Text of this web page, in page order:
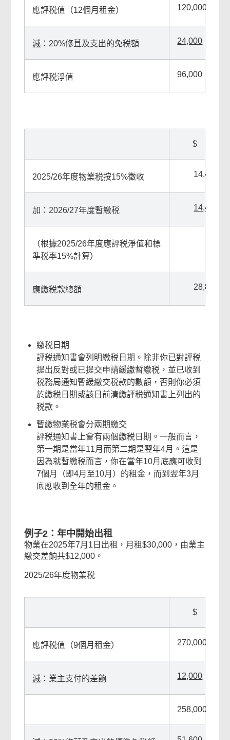
應評税值（12個月租金） 120,000
減 ：20%修葺及支出的免税額 24,000
應評税淨值 96,000
$
2025/26年度物業税按15%徵收 14,400
加：2026/27年度暫繳税 14,400
（根據2025/26年度應評税淨值和標
準税率15%計算）
應繳税款總額 28,800
繳税日期
評税通知書會列明繳税日期。除非你已對評税
提出反對或已提交申請緩繳暫繳税，並已收到
税務局通知暫緩繳交税款的數額，否則你必須
於繳税日期或該日前清繳評税通知書上列出的
税款。
暫繳物業税會分兩期繳交
評税通知書上會有兩個繳税日期。一般而言，
第一期是當年11月而第二期是翌年4月。這是
因為就暫繳税而言，你在當年10月底應可收到
7個月（即4月至10月）的租金，而到翌年3月
底應收到全年的租金。
例子2：年中開始出租
物業在2025年7月1日出租，月租$30,000，由業主
繳交差餉共$12,000。
2025/26年度物業税
$
應評税值（9個月租金） 270,000
減 ：業主支付的差餉 12,000
258,000